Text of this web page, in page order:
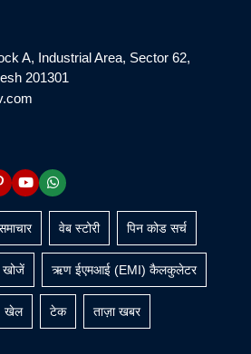
A, Industrial Area, Sector 62,
201301
वेब स्टोरी पिन कोड सर्च
खोजें ऋण ईएमआई (EMI) कैलकुलेटर
खेल टेक ताज़ा खबर